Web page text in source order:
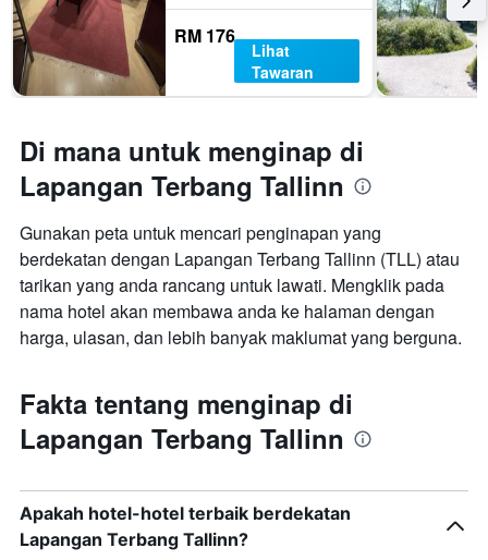
RM 176
Lihat
Tawaran
Di mana untuk menginap di
Lapangan Terbang Tallinn
Gunakan peta untuk mencari penginapan yang
berdekatan dengan Lapangan Terbang Tallinn (TLL) atau
tarikan yang anda rancang untuk lawati. Mengklik pada
nama hotel akan membawa anda ke halaman dengan
harga, ulasan, dan lebih banyak maklumat yang berguna.
Fakta tentang menginap di
Lapangan Terbang Tallinn
Apakah hotel-hotel terbaik berdekatan
Lapangan Terbang Tallinn?